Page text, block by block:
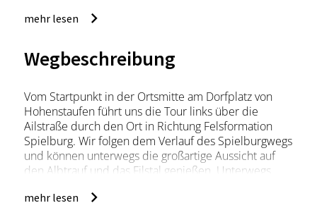
Im Wald gilt vom 1. März bis 31. Oktober ein
Feuer sind ausschließlich an offiziellen Grillstellen
unbedingt zu beachten.
Mitgebrachte Grillgeräte dürfen im Wald nicht
verwendet werden.
Forstwege für Einsatzfahrzeuge jederzeit frei.
mehr lesen
Wegbeschreibung
Vom Startpunkt in der Ortsmitte am Dorfplatz von
Hohenstaufen führt uns die Tour links über die
Ailstraße durch den Ort in Richtung Felsformation
Spielburg. Wir folgen dem Verlauf des Spielburgwegs
und können unterwegs die großartige Aussicht auf
den Albtrauf und das Filstal genießen. Unterwegs
mehr lesen